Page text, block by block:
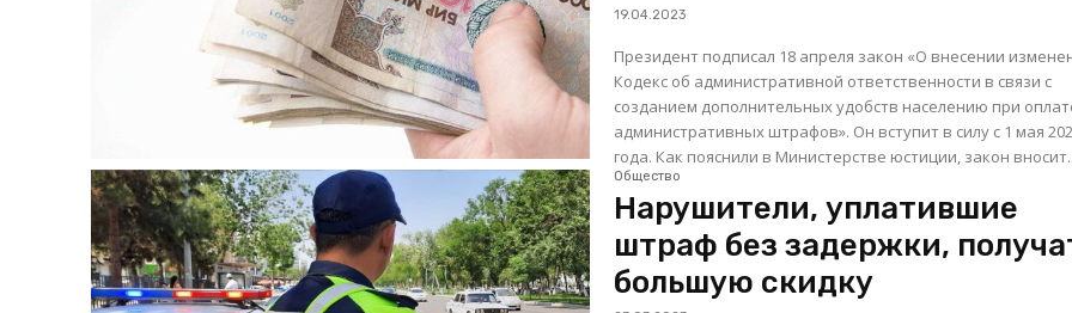
19.04.2023
Президент подписал 18 апреля закон «О внесении
Кодекс об административной ответственности в связи с
созданием дополнительных удобств населению при
административных штрафов». Он вступит в силу с 1 мая
года. Как пояснили в Министерстве юстиции, закон
Общество
Нарушители, уплатившие
штраф без задержки,
большую скидку